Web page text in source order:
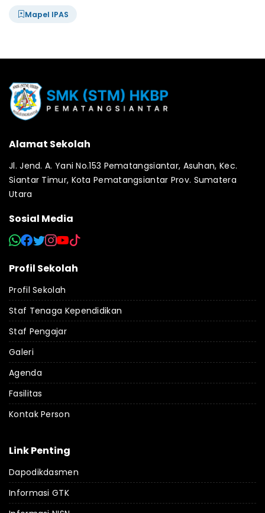
Mapel IPAS
Alamat Sekolah
Jl. Jend. A. Yani No.153 Pematangsiantar, Asuhan, Kec.
Siantar Timur, Kota Pematangsiantar Prov. Sumatera
Utara
Sosial Media
Profil Sekolah
Profil Sekolah
Staf Tenaga Kependidikan
Staf Pengajar
Galeri
Agenda
Fasilitas
Kontak Person
Link Penting
Dapodikdasmen
Informasi GTK